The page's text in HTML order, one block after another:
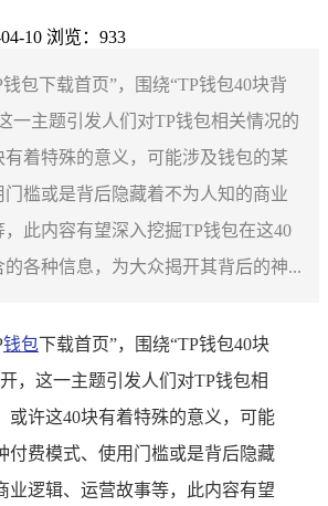
10 浏览：933
包下载首页”，围绕“TP钱包40块背
一主题引发人们对TP钱包相关情况的
有着特殊的意义，可能涉及钱包的某
槛或是背后隐藏着不为人知的商业
此内容有望深入挖掘TP钱包在这40
各种信息，为大众揭开其背后的神...
钱包下载首页”，围绕“TP钱包40块
，这一主题引发人们对TP钱包相
或许这40块有着特殊的意义，可能
付费模式、使用门槛或是背后隐藏
业逻辑、运营故事等，此内容有望